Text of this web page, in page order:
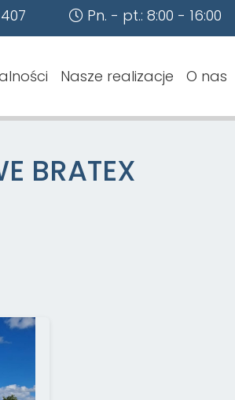
Pn. - pt.: 8:00 - 16:00
Nasze realizacje O nas
BRATEX